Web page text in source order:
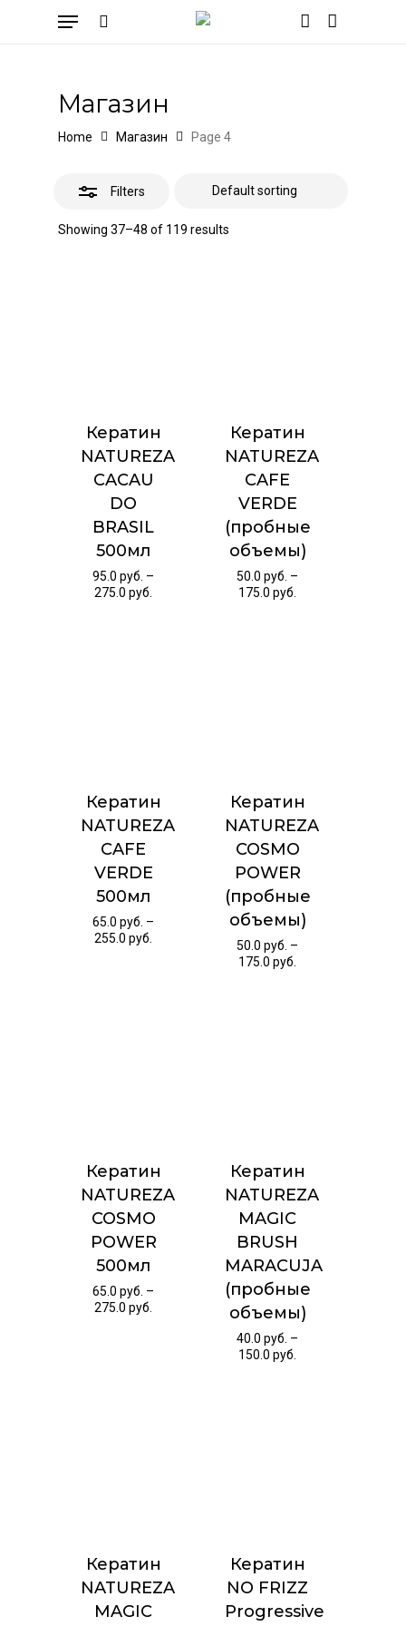
Menu
Магазин
Home Магазин Page 4
Filters
Showing 37–48 of 119 results
Кератин
NATUREZA
CACAU
DO
BRASIL
500мл
95.0руб. –
275.0руб.
Кератин
NATUREZA
CAFE
VERDE
(пробные
объемы)
50.0руб. –
175.0руб.
Кератин
NATUREZA
CAFE
VERDE
500мл
65.0руб. –
255.0руб.
Кератин
NATUREZA
COSMO
POWER
(пробные
объемы)
50.0руб. –
175.0руб.
Кератин
NATUREZA
COSMO
POWER
500мл
65.0руб. –
275.0руб.
Кератин
NATUREZA
MAGIC
BRUSH
MARACUJA
(пробные
объемы)
40.0руб. –
150.0руб.
Кератин
NATUREZA
MAGIC
Кератин
NO FRIZZ
Progressive